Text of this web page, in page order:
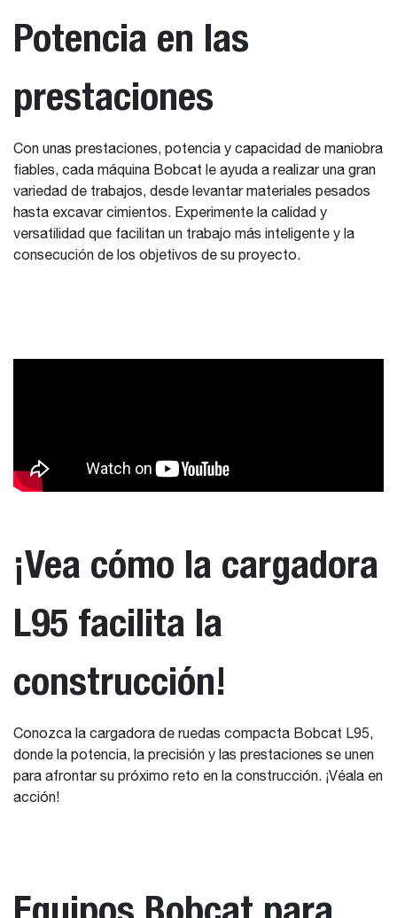
Potencia en las
prestaciones
Con unas prestaciones, potencia y capacidad de maniobra
fiables, cada máquina Bobcat le ayuda a realizar una gran
variedad de trabajos, desde levantar materiales pesados
hasta excavar cimientos. Experimente la calidad y
versatilidad que facilitan un trabajo más inteligente y la
consecución de los objetivos de su proyecto.
¡Vea cómo la cargadora
L95 facilita la
construcción!
Conozca la cargadora de ruedas compacta Bobcat L95,
donde la potencia, la precisión y las prestaciones se unen
para afrontar su próximo reto en la construcción. ¡Véala en
acción!